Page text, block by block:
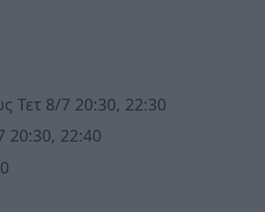
Τετ 8/7 20:30, 22:30
20:30, 22:40